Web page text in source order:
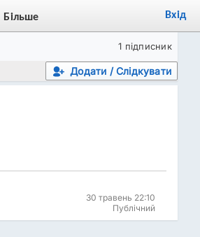
Більше Вхід
1 підписник
Додати / Слідкувати
30 травень 22:10
Публічний